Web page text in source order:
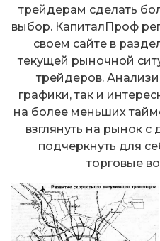
трейдерам сделать
выбор. КапиталПроф
своем сайте в
текущей рыночной
трейдеров.
графики, так и
на более меньших
взглянуть на рынок с
подчеркнуть для
торговые